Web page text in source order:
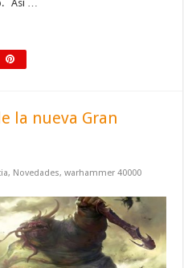
Así …
la nueva Gran
, Novedades,warhammer 40000